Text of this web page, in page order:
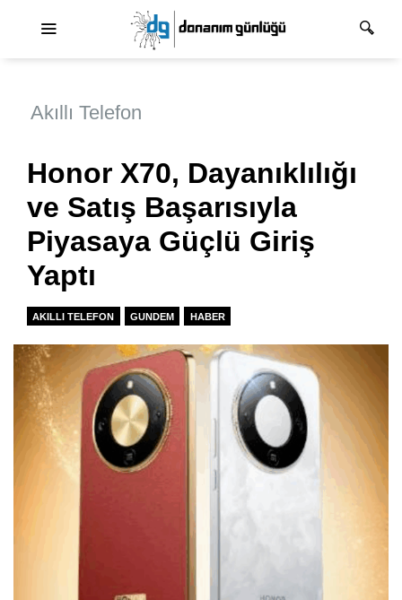
Akıllı Telefon
Honor X70, Dayanıklılığı
ve Satış Başarısıyla
Piyasaya Güçlü Giriş
Yaptı
AKILLI TELEFON GUNDEM HABER